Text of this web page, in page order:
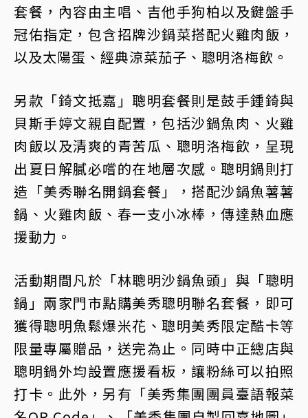
套餐，內容由主唱、吉他手狗柏以及鍵盤手
冠佑指定，包含招牌沙鍋菜搭配火雞肉飯，
以及太陽蛋、經典涼菜茄子、聰明洛梅飲。
另款「錡文抵嘉」聰明套餐則是鼓手鍾錡與
貝斯手婷文親自配置，包括沙鍋魚肉、火雞
肉飯以及清爽的青苦瓜、聰明洛梅飲，呈現
出夏日解膩必嚐的在地層次感。聰明鍋則打
造「美秀聯名開鍋套餐」，搭配沙鍋魚薯薯
鍋、火雞肉飯、春一支小冰棒，傳達熱血應
援動力。
活動期間凡於「林聰明沙鍋魚頭」與「聰明
鍋」兩家門市點購美秀聰明聯名套餐，即可
獲得聰明魚鬆爆米花、聰明美秀限定酷卡等
限量專屬贈品，送完為止。同時中正總店與
聰明鍋外均設置應援看板，讓粉絲可以拍照
打卡。此外，另有「美秀集團團員臺語報菜